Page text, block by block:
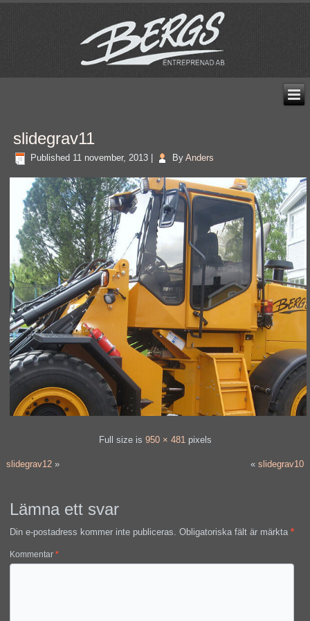
slidegrav11
Published 11 november, 2013 By Anders
Full size is 950 × 481pixels
slidegrav12 » « slidegrav10
Lämna ett svar
Din e-postadress kommer inte publiceras. Obligatoriska fält är märkta*
Kommentar*